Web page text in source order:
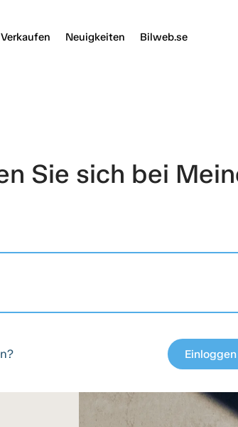
Verkaufen Neuigkeiten Bilweb.se
Sie sich bei
Einloggen